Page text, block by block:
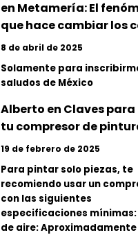
en Metamería: El
que hace cambiar los
8 de abril de 2025
Solamente para
saludos de México
Alberto en Claves
tu compresor de
19 de febrero de 2025
Para pintar solo piezas, te
recomiendo usar un
con las siguientes
especificaciones
de aire: Aproximadamente